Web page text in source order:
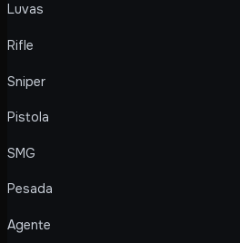
Luvas
Rifle
Sniper
Pistola
SMG
Pesada
Agente